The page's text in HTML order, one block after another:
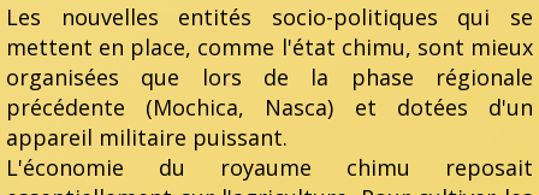
Les nouvelles entités socio-politiques qui se
mettent en place, comme l'état chimu, sont mieux
organisées que lors de la phase régionale
précédente (Mochica, Nasca) et dotées d'un
appareil militaire puissant.
L'économie du royaume chimu reposait